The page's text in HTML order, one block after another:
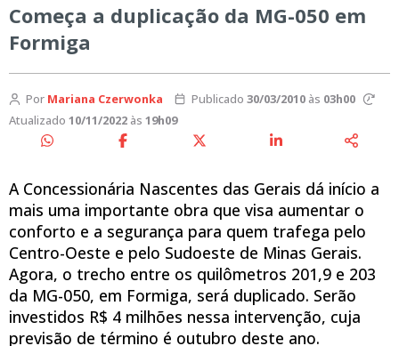
Começa a duplicação da MG-050 em
Formiga
Por Mariana Czerwonka Publicado 30/03/2010às 03h00
Atualizado 10/11/2022 às 19h09
A Concessionária Nascentes das Gerais dá início a
mais uma importante obra que visa aumentar o
conforto e a segurança para quem trafega pelo
Centro-Oeste e pelo Sudoeste de Minas Gerais.
Agora, o trecho entre os quilômetros 201,9 e 203
da MG-050, em Formiga, será duplicado. Serão
investidos R$ 4 milhões nessa intervenção, cuja
previsão de término é outubro deste ano.